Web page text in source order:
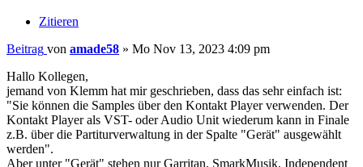
Zitieren
Beitrag von amade58 » Mo Nov 13, 2023 4:09 pm
Hallo Kollegen,
jemand von Klemm hat mir geschrieben, dass das sehr einfach ist:
"Sie können die Samples über den Kontakt Player verwenden. Der
Kontakt Player als VST- oder Audio Unit wiederum kann in Finale
z.B. über die Partiturverwaltung in der Spalte "Gerät" ausgewählt
werden".
Aber unter "Gerät" stehen nur Garritan, SmarkMusik, Independent